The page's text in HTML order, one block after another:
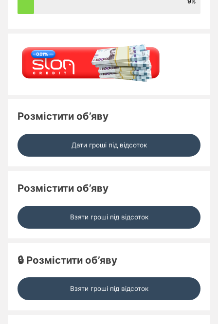
Розмістити об’яву
Дати гроші під відсоток
Розмістити об’яву
Взяти гроші під відсоток
🔒 Розмістити об’яву
Взяти гроші під відсоток